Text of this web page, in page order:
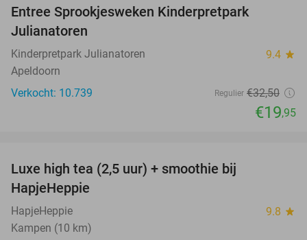
Entree Sprookjesweken Kinderpretpark
Julianatoren
Kinderpretpark Julianatoren 9.4 star
Apeldoorn
Verkocht: 10.739
Regulier €32,50
€19,95
Luxe high tea (2,5 uur) + smoothie bij
HapjeHeppie
HapjeHeppie 9.8 star
Kampen (10 km)